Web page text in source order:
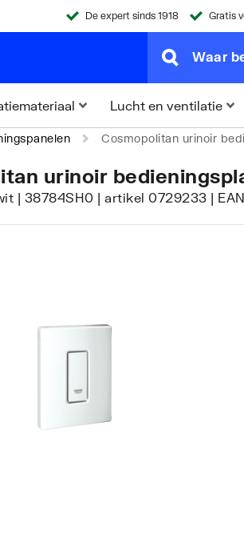
De expert sinds 1918 Gratis
Lucht en ventilatie
Cosmopolitan urinoir
urinoir
| 38784SH0 | artikel 0729233 |